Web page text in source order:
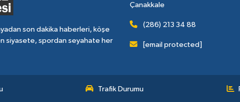
son dakika haberleri, köşe
siyasete, spordan seyahate her
Çanakkale
(286) 213 34 88
[email protected]
Trafik Durumu